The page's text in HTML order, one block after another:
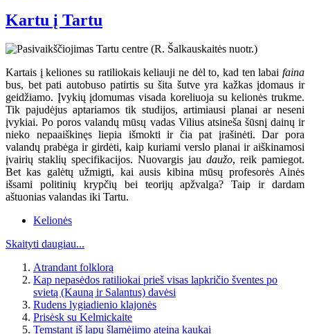
Kartu į Tartu
Kartais į keliones su ratiliokais keliauji ne dėl to, kad ten labai faina
bus, bet pati autobuso patirtis su šita šutve yra kažkas įdomaus ir
geidžiamo. Įvykių įdomumas visada koreliuoja su kelionės trukme.
Tik pajudėjus aptariamos tik studijos, artimiausi planai ar neseni
įvykiai. Po poros valandų mūsų vadas Vilius atsineša šūsnį dainų ir
nieko nepaaiškinęs liepia išmokti ir čia pat įrašinėti. Dar pora
valandų prabėga ir girdėti, kaip kuriami verslo planai ir aiškinamosi
įvairių staklių specifikacijos. Nuovargis jau daužo, reik pamiegot.
Bet kas galėtų užmigti, kai ausis kibina mūsų profesorės Ainės
išsami politinių krypčių bei teorijų apžvalga? Taip ir dardam
aštuonias valandas iki Tartu.
Kelionės
Skaityti daugiau...
Atrandant folklorą
Kap nepasėdos ratiliokai prieš visas lapkričio šventes po
svietą (Kauną ir Salantus) davėsi
Rudens lygiadienio klajonės
Prisėsk su Kelmickaite
Temstant iš lapų šlamėjimo ateina kaukai